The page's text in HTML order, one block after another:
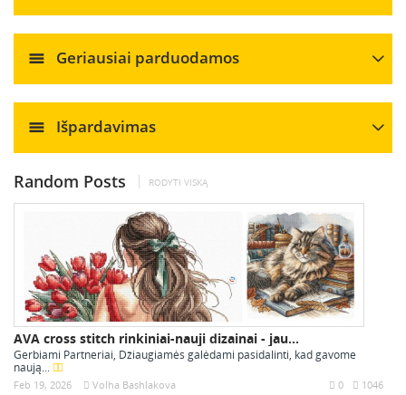
Geriausiai parduodamos
Išpardavimas
Random Posts RODYTI VISKĄ
AVA cross stitch rinkiniai-nauji dizainai - jau...
Gerbiami Partneriai, Džiaugiamės galėdami pasidalinti, kad gavome
naują...
Feb 19, 2026 Volha Bashlakova 1046
0